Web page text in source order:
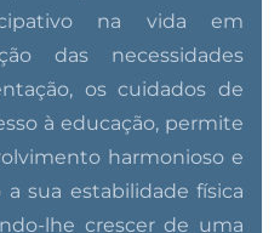
na vida em
das necessidades
os cuidados de
à educação, permite
harmonioso e
sua estabilidade física
lhe crescer de uma